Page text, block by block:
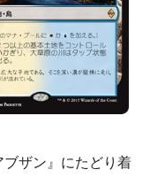
ブザン』にたどり着